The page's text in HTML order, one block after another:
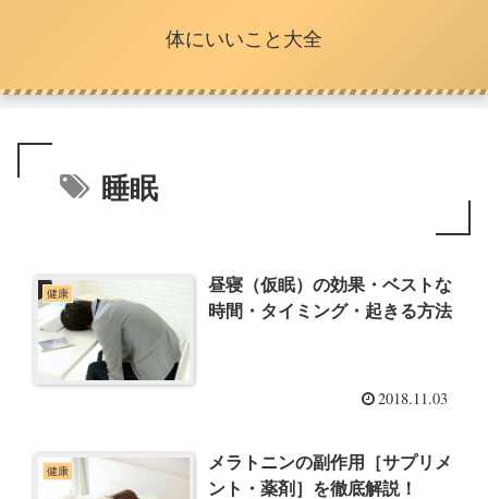
体にいいこと大全
睡眠
健康
昼寝（仮眠）の効果・ベストな
時間・タイミング・起きる方法
2018.11.03
健康
メラトニンの副作用［サプリメ
ント・薬剤］を徹底解説！